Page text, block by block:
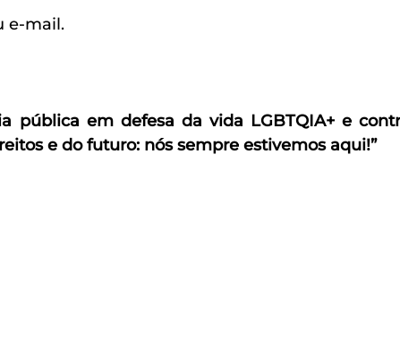
e-mail.
pública em defesa da vida LGBTQIA+ e
e do futuro: nós sempre estivemos aqui!”